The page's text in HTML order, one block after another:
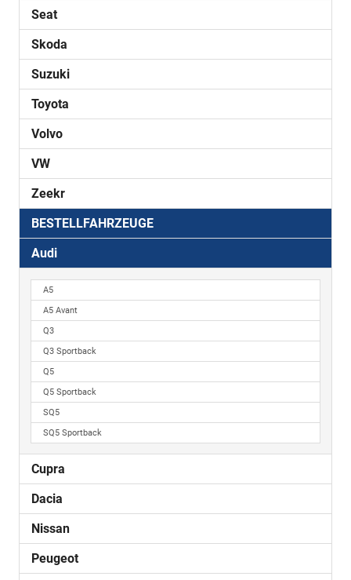
Seat
Skoda
Suzuki
Toyota
Volvo
VW
Zeekr
BESTELLFAHRZEUGE
Audi
A5
A5 Avant
Q3
Q3 Sportback
Q5
Q5 Sportback
SQ5
SQ5 Sportback
Cupra
Dacia
Nissan
Peugeot